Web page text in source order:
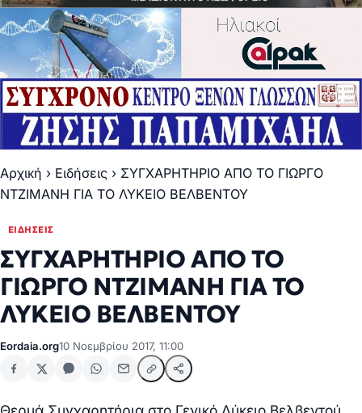
Αρχική › Ειδήσεις › ΣΥΓΧΑΡΗΤΗΡΙΟ ΑΠΟ ΤΟ ΓΙΩΡΓΟ
ΝΤΖΙΜΑΝΗ ΓΙΑ ΤΟ ΛΥΚΕΙΟ ΒΕΛΒΕΝΤΟΥ
ΕΙΔΉΣΕΙΣ
ΣΥΓΧΑΡΗΤΗΡΙΟ ΑΠΟ ΤΟ
ΓΙΩΡΓΟ ΝΤΖΙΜΑΝΗ ΓΙΑ ΤΟ
ΛΥΚΕΙΟ ΒΕΛΒΕΝΤΟΥ
Eordaia.org10 Νοεμβρίου 2017, 11:00